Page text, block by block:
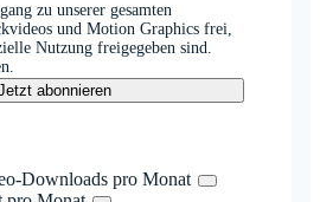
zu unserer gesamten
und Motion Graphics frei,
Nutzung freigegeben sind.
abonnieren
Downloads pro Monat